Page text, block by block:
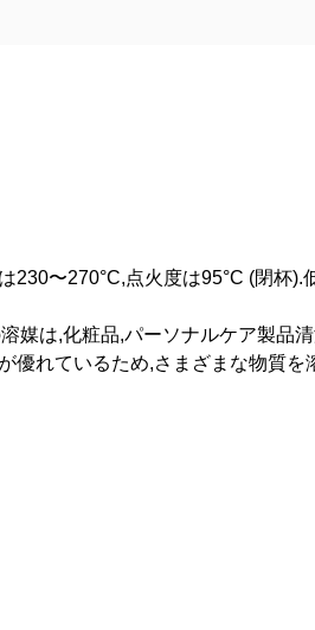
〜270°C,点火度は95°C (閉杯).
媒は,化粧品,パーソナルケア製品
れているため,さまざまな物質